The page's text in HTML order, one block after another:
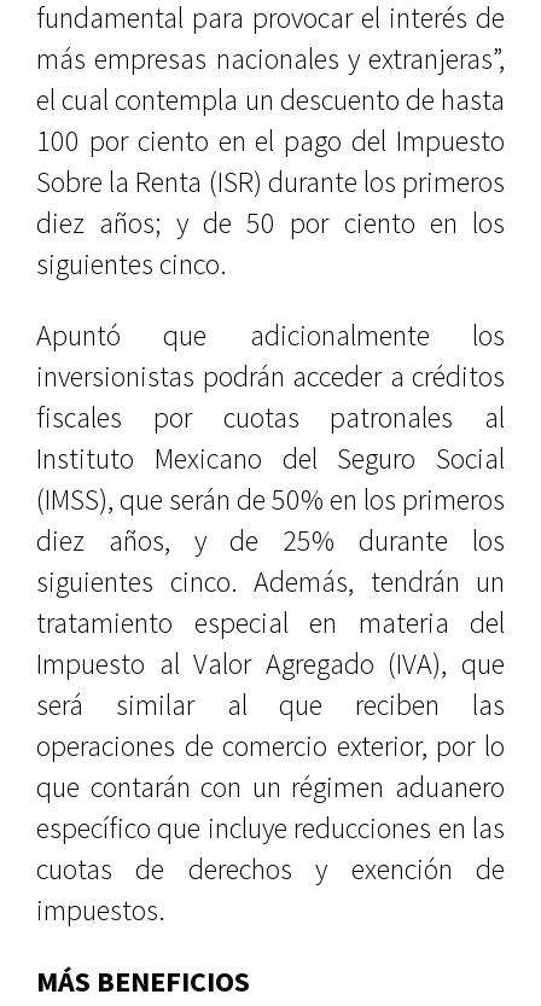
fundamental para provocar el interés de
más empresas nacionales y extranjeras”,
el cual contempla un descuento de hasta
100 por ciento en el pago del Impuesto
Sobre la Renta (ISR) durante los primeros
diez años; y de 50 por ciento en los
siguientes cinco.
Apuntó que adicionalmente los
inversionistas podrán acceder a créditos
fiscales por cuotas patronales al
Instituto Mexicano del Seguro Social
(IMSS), que serán de 50% en los primeros
diez años, y de 25% durante los
siguientes cinco. Además, tendrán un
tratamiento especial en materia del
Impuesto al Valor Agregado (IVA), que
será similar al que reciben las
operaciones de comercio exterior, por lo
que contarán con un régimen aduanero
específico que incluye reducciones en las
cuotas de derechos y exención de
impuestos.
MÁS BENEFICIOS